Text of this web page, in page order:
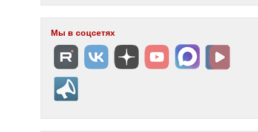
Мы в соцсетях